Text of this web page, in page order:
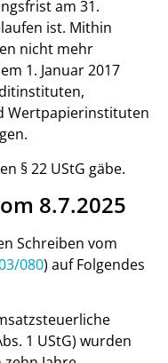
am 31.
ist. Mithin
nicht mehr
1. Januar 2017
Wertpapierinstituten
§ 22 UStG gäbe.
8.7.2025
Schreiben vom
080) auf Folgendes
1 UStG) wurden